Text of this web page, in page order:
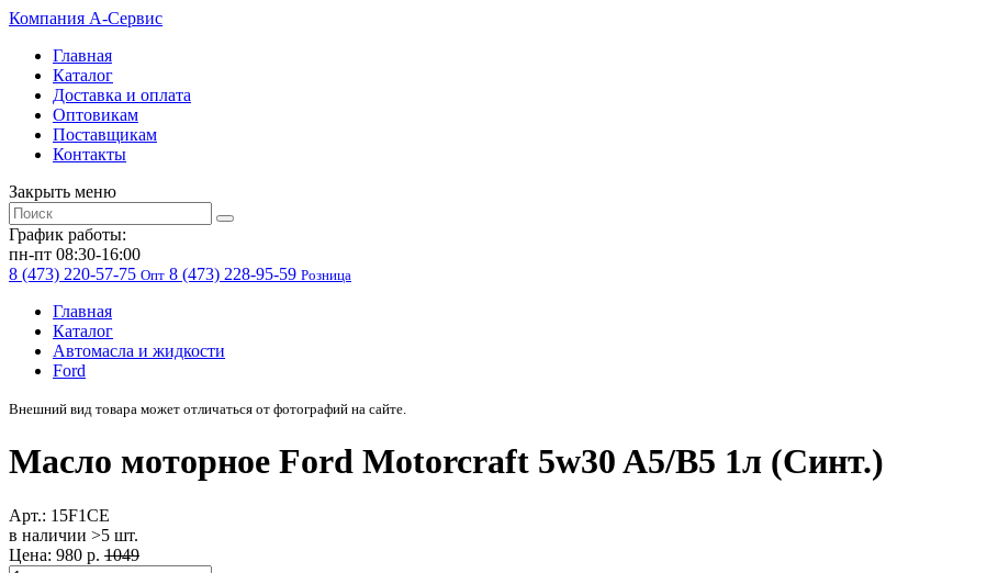
Компания A-Cервис
Главная
Каталог
Доставка и оплата
Оптовикам
Поставщикам
Контакты
Закрыть меню
График работы:
пн-пт 08:30-16:00
8 (473) 220-57-75 Опт 8 (473) 228-95-59 Розница
Главная
Каталог
Автомасла и жидкости
Ford
Внешний вид товара может отличаться от фотографий на сайте.
Масло моторное Ford Motorcraft 5w30 A5/B5 1л (Синт.)
Арт.: 15F1CE
в наличии >5 шт. ​
Цена: 980 р. 1049